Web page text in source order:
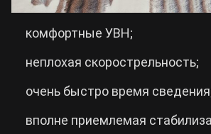
комфортные УВН;
неплохая скорострельность;
очень быстро время
вполне приемлемая